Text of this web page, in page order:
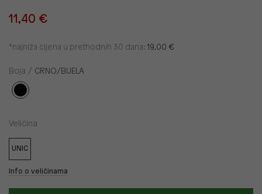
11,40 €
*najniža cijena u prethodnih 30 dana: 19,00 €
Boja / CRNO/BIJELA
Veličina
UNIC
Info o veličinama